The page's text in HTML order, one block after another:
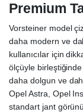
Premium
Vorsteiner model
daha modern ve
kullanıcılar için
ölçüyle
daha dolgun ve
Opel Astra, Opel
standart jant